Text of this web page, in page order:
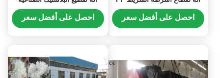
PET، محطمة لرفع الحزام
احصل على أفضل سعر احصل على أفضل سعر